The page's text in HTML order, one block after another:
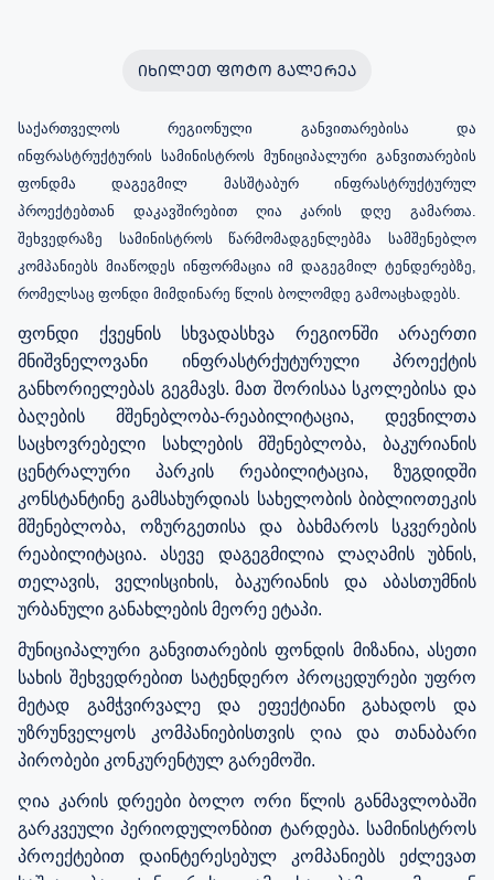
ᲘᲮᲘᲚᲔᲗ ᲤᲝᲢᲝ ᲒᲐᲚᲔᲠᲔᲐ
საქართველოს რეგიონული განვითარებისა და
ინფრასტრუქტურის სამინისტროს მუნიციპალური განვითარების
ფონდმა დაგეგმილ მასშტაბურ ინფრასტრუქტურულ
პროექტებთან დაკავშირებით ღია კარის დღე გამართა.
შეხვედრაზე სამინისტროს წარმომადგენლებმა სამშენებლო
კომპანიებს მიაწოდეს ინფორმაცია იმ დაგეგმილ ტენდერებზე,
რომელსაც ფონდი მიმდინარე წლის ბოლომდე გამოაცხადებს.
ფონდი ქვეყნის სხვადასხვა რეგიონში არაერთი
მნიშვნელოვანი ინფრასტრქუტურული პროექტის
განხორიელებას გეგმავს. მათ შორისაა სკოლებისა და
ბაღების მშენებლობა-რეაბილიტაცია, დევნილთა
საცხოვრებელი სახლების მშენებლობა, ბაკურიანის
ცენტრალური პარკის რეაბილიტაცია, ზუგდიდში
კონსტანტინე გამსახურდიას სახელობის ბიბლიოთეკის
მშენებლობა, ოზურგეთისა და ბახმაროს სკვერების
რეაბილიტაცია. ასევე დაგეგმილია ლაღამის უბნის,
თელავის, ველისციხის, ბაკურიანის და აბასთუმნის
ურბანული განახლების მეორე ეტაპი.
მუნიციპალური განვითარების ფონდის მიზანია, ასეთი
სახის შეხვედრებით სატენდერო პროცედურები უფრო
მეტად გამჭვირვალე და ეფექტიანი გახადოს და
უზრუნველყოს კომპანიებისთვის ღია და თანაბარი
პირობები კონკურენტულ გარემოში.
ღია კარის დრეები ბოლო ორი წლის განმავლობაში
გარკვეული პერიოდულონბით ტარდება. სამინისტროს
პროექტებით დაინტერესებულ კომპანიებს ეძლევათ